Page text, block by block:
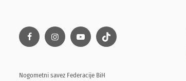
Nogometni savez Federacije BiH